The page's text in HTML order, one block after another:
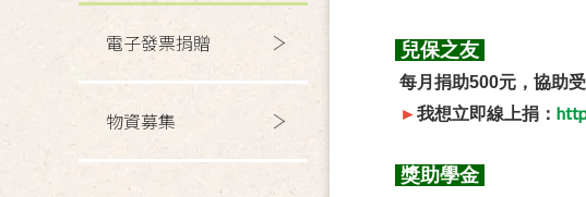
電子發票捐贈
物資募集
兒保之友
每月捐助500元，協助
►我想立即線上捐：
獎助學金